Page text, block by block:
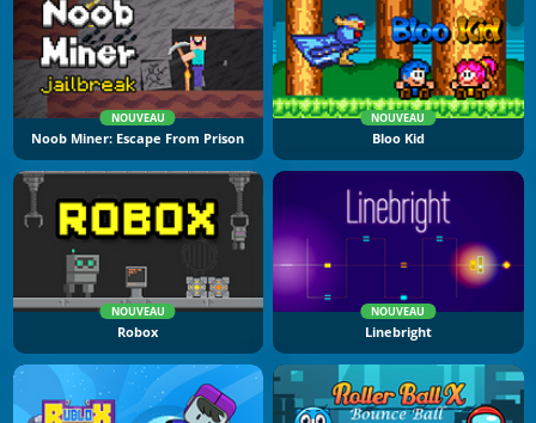
NOUVEAU
Noob Miner: Escape From Prison
NOUVEAU
Bloo Kid
NOUVEAU
Robox
NOUVEAU
Linebright